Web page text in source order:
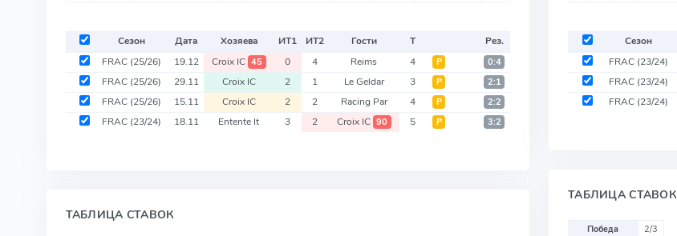
Сезон Дата Хозяева ИТ1 ИТ2 Гости Т
Рез.
FRAC (25/26) 19.12 Croix IC 45 0 4 Reims 4 Р 0:4
FRAC (25/26) 29.11 Croix IC 2 1 Le Geldar 3 Р 2:1
FRAC (25/26) 15.11 Croix IC 2 2 Racing Par 4 Р 2:2
FRAC (23/24) 18.11 Entente It 3 2 Croix IC 90 5 Р 3:2
ТАБЛИЦА СТАВОК
Сезон
FRAC (23/24)
FRAC (23/24)
FRAC (23/24)
ТАБЛИЦА СТАВОК
Победа
2/3